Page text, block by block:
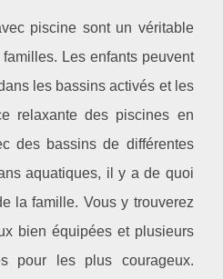
piscine sont un véritable
Les enfants peuvent
les bassins activés et les
relaxante des piscines en
des bassins de différentes
aquatiques, il y a de quoi
la famille. Vous y trouverez
bien équipées et plusieurs
pour les plus courageux.